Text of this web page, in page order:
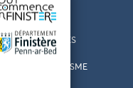
EN FINISTÈRE
ET BROCHURES
DE TOURISME